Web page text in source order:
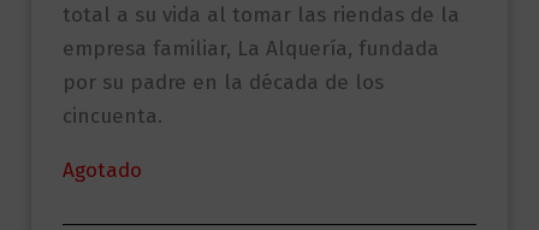
total a su vida al tomar las riendas de la
empresa familiar, La Alquería, fundada
por su padre en la década de los
cincuenta.
Agotado